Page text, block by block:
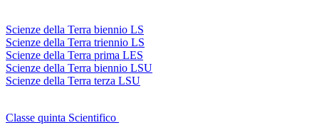
Scienze della Terra biennio LS
Scienze della Terra triennio LS
Scienze della Terra prima LES
Scienze della Terra biennio LSU
Scienze della Terra terza LSU
Classe quinta Scientifico